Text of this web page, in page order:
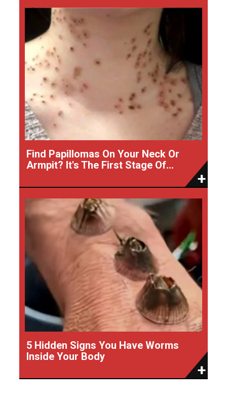
Find Papillomas On Your Neck Or
Armpit? It's The First Stage Of...
5 Hidden Signs You Have Worms
Inside Your Body